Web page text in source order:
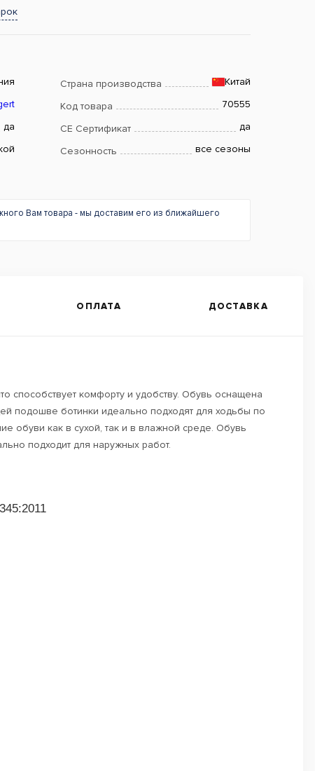
Страна производства Китай
Код товара 70555
да CE Сертификат да
Сезонность
все сезоны
Вам товара - мы доставим его из ближайшего
ОПЛАТА ДОСТАВКА
способствует комфорту и удобству. Обувь оснащена
подошве ботинки идеально подходят для ходьбы по
обуви как в сухой, так и в влажной среде. Обувь
подходит для наружных работ.